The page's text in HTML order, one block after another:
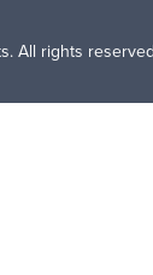
All rights